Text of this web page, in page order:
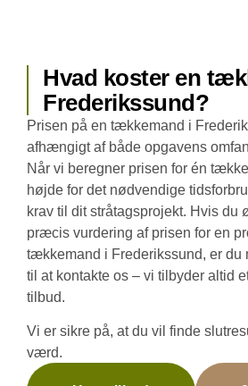
Hvad koster en
Frederikssund?
Prisen på en tækkemand i
afhængigt af både opgavens
Når vi beregner prisen for én
højde for det nødvendige
krav til dit stråtagsprojekt. Hvis du
præcis vurdering af prisen for en
tækkemand i Frederikssund, er du
til at kontakte os – vi tilbyder altid
tilbud.
Vi er sikre på, at du vil finde
værd.